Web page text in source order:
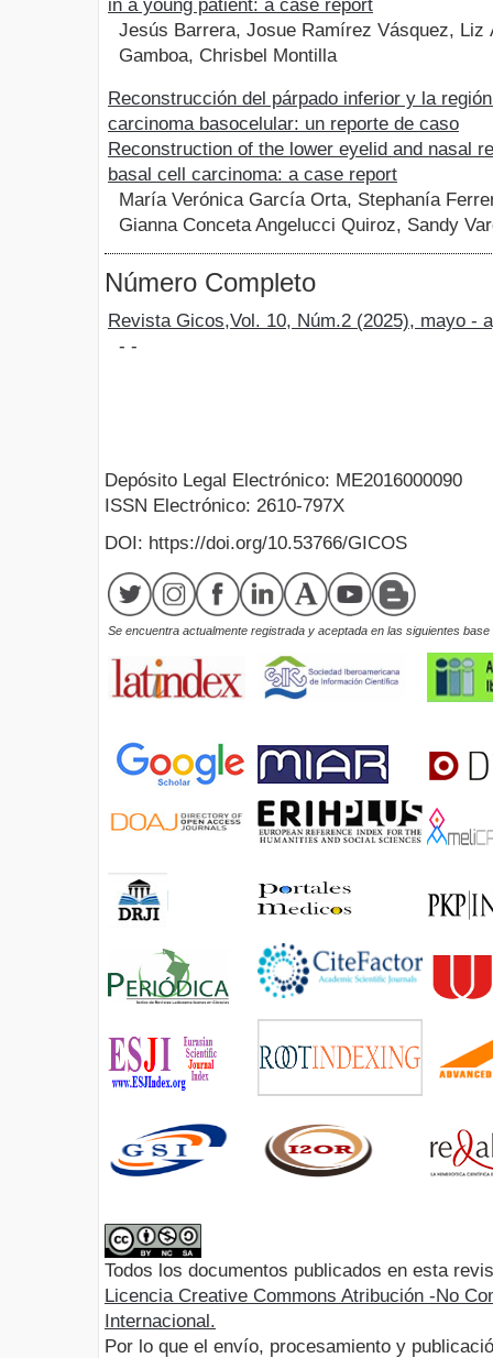
in a young patient: a case report
Jesús Barrera, Josue Ramírez Vásquez, Liz
Gamboa, Chrisbel Montilla
Reconstrucción del párpado inferior y la
carcinoma basocelular: un reporte de caso
Reconstruction of the lower eyelid and nasal
basal cell carcinoma: a case report
María Verónica García Orta, Stephanía
Gianna Conceta Angelucci Quiroz, Sandy
Número Completo
Revista Gicos,Vol. 10, Núm.2 (2025), mayo -
- -
Depósito Legal Electrónico: ME2016000090
ISSN Electrónico: 2610-797X
DOI: https://doi.org/10.53766/GICOS
Se encuentra actualmente registrada y aceptada en las siguientes
Todos los documentos publicados en esta
Licencia Creative Commons Atribución -No
Internacional.
Por lo que el envío, procesamiento y